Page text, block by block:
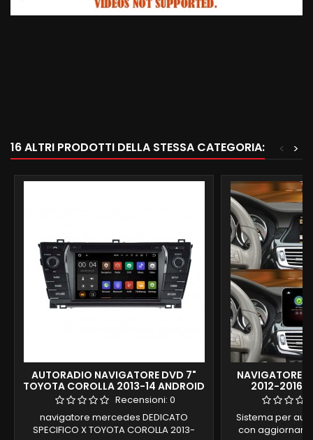
16 ALTRI PRODOTTI DELLA STESSA CATEGORIA: >
<
AUTORADIO NAVIGATORE DVD 7"
TOYOTA COROLLA 2013-14 ANDROID
9 2GB RAM 32 GB ROM OCTACORE
Recensioni: 0
navigatore mercedes DEDICATO
SPECIFICO X TOYOTA COROLLA 2013-
NAVIGATORE
2012-2016
Sistema per
con